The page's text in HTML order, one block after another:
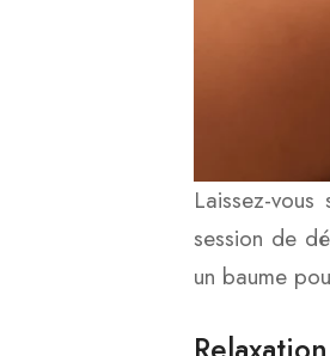
Laissez-
session de
un baume